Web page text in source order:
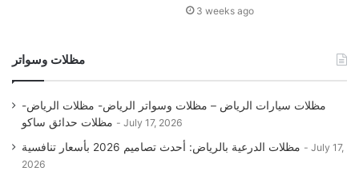
3 weeks ago
مظلات وسواتر
مظلات سيارات الرياض – مظلات وسواتر الرياض- مظلات الرياض-
مظلات حدائق ساكو
July 17, 2026
مظلات الدرعية بالرياض: أحدث تصاميم 2026 بأسعار تنافسية
July 17,
2026